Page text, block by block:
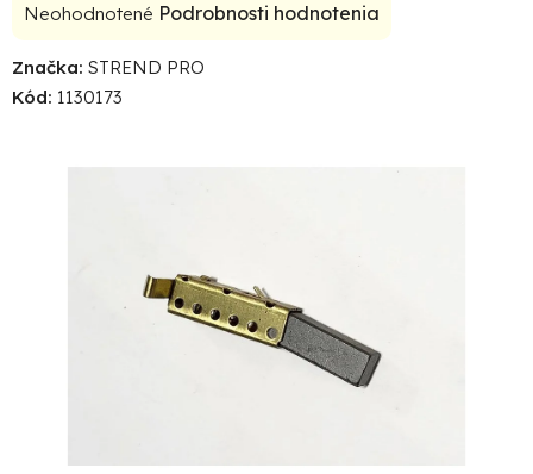
Priemerné
produktu
je
Neohodnotené Podrobnosti hodnotenia
Značka: STREND PRO
Kód: 1130173